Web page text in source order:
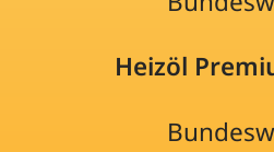
Heizöl